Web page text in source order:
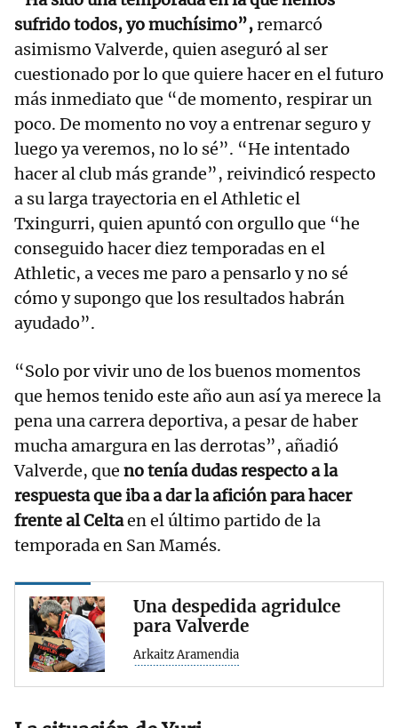
sufrido todos, yo muchísimo”,remarcó
asimismo Valverde, quien aseguró al ser
cuestionado por lo que quiere hacer en el futuro
más inmediato que “de momento, respirar un
poco. De momento no voy a entrenar seguro y
luego ya veremos, no lo sé”. “He intentado
hacer al club más grande”, reivindicó respecto
a su larga trayectoria en el Athletic el
Txingurri, quien apuntó con orgullo que “he
conseguido hacer diez temporadas en el
Athletic, a veces me paro a pensarlo y no sé
cómo y supongo que los resultados habrán
ayudado”.
“Solo por vivir uno de los buenos momentos
que hemos tenido este año aun así ya merece la
pena una carrera deportiva, a pesar de haber
mucha amargura en las derrotas”, añadió
Valverde, que no tenía dudas respecto a la
respuesta que iba a dar la afición para hacer
frente al Celtaen el último partido de la
temporada en San Mamés.
Una despedida agridulce
para Valverde
Arkaitz Aramendia